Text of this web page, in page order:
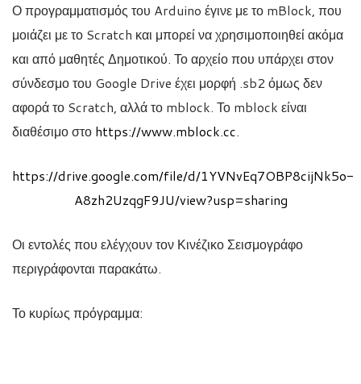
Ο προγραμματισμός του Arduino έγινε με το mBlock, που
μοιάζει με το Scratch και μπορεί να χρησιμοποιηθεί ακόμα
και από μαθητές Δημοτικού. Το αρχείο που υπάρχει στον
σύνδεσμο του Google Drive έχει μορφή .sb2 όμως δεν
αφορά το Scratch, αλλά το mblock. Το mblock είναι
διαθέσιμο στο https://www.mblock.cc.
https://drive.google.com/file/d/1YVNvEq7OBP8cijNk5o-
A8zh2UzqgF9JU/view?usp=sharing
Οι εντολές που ελέγχουν τον Κινέζικο Σεισμογράφο
περιγράφονται παρακάτω.
Το κυρίως πρόγραμμα: